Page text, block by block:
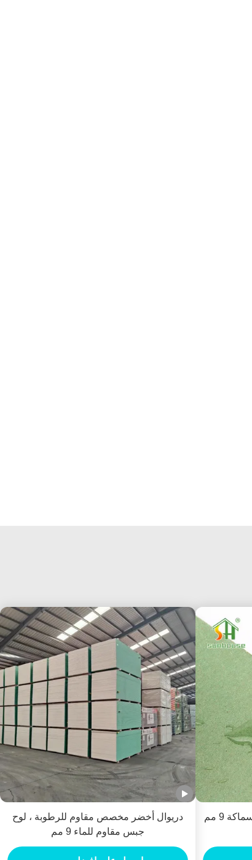
لوح جصي مقاوم للماء مخصص بسماكة 9 مم
دريوال أخضر مخصص مقاوم للرطوبة ، لوح
جبس مقاوم للماء 9 مم